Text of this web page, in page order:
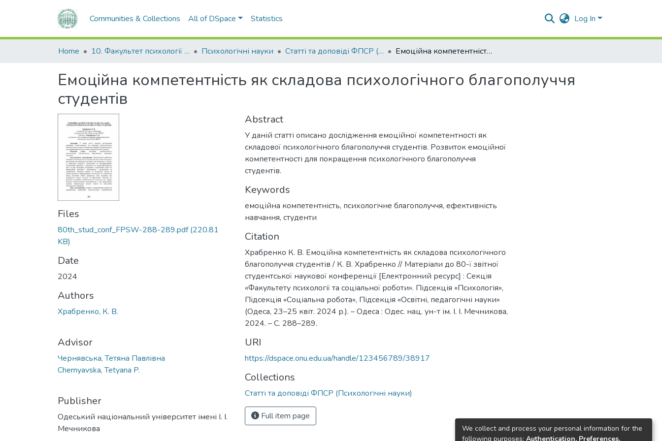
Communities & Collections All of DSpace Statistics Log In
Home 10. Факультет психології та соціальної роботи Психологічні науки Статті та доповіді ФПСР (Психологічні науки) Емоційна компетентність як складова психологічного благополуччя студентів
Емоційна компетентність як складова психологічного благополуччя
студентів
Files
80th_stud_conf_FPSW-288-289.pdf(220.81
KB)
Date
2024
Authors
Храбренко, К. В.
Advisor
Чернявська, Тетяна Павлівна
Chernyavska, Tetyana P.
Publisher
Одеський національний університет імені І. І.
Мечникова
Abstract
У даній статті описано дослідження емоційної компетентності як
складової психологічного благополуччя студентів. Розвиток емоційної
компетентності для покращення психологічного благополуччя
студентів.
Keywords
емоційна компетентність, психологічне благополуччя, ефективність
навчання, студенти
Citation
Храбренко К. В. Емоційна компетентність як складова психологічного
благополуччя студентів / К. В. Храбренко // Матеріали до 80-ї звітної
студентської наукової конференції [Електронний ресурс] : Секція
«Факультету психології та соціальної роботи». Підсекція «Психологія»,
Підсекція «Соціальна робота», Підсекція «Освітні, педагогічні науки»
(Одеса, 23–25 квіт. 2024 р.). – Одеса : Одес. нац. ун-т ім. І. І. Мечникова,
2024. – С. 288–289.
URI
https://dspace.onu.edu.ua/handle/123456789/38917
Collections
Статті та доповіді ФПСР (Психологічні науки)
Full item page
We collect and process your personal information for the
following purposes: Authentication, Preferences,